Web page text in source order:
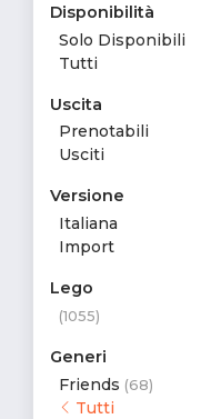
Disponibilità
Solo Disponibili
Tutti
Uscita
Prenotabili
Usciti
Versione
Italiana
Import
Lego
(1055)
Generi
Friends (68)
Tutti